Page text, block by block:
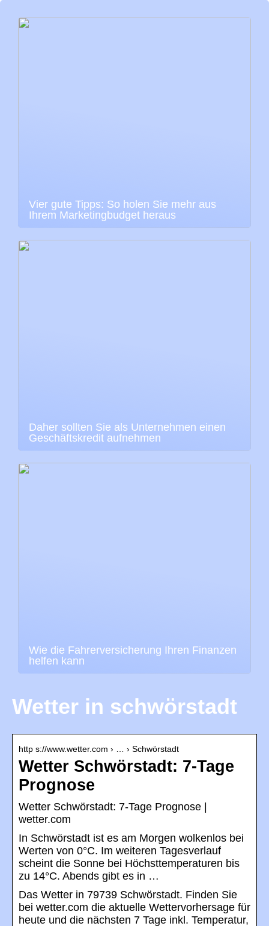
Vier gute Tipps: So holen Sie mehr aus
Ihrem Marketingbudget heraus
Daher sollten Sie als Unternehmen einen
Geschäftskredit aufnehmen
Wie die Fahrerversicherung Ihren Finanzen
helfen kann
Wetter in schwörstadt
http s://www.wetter.com › … › Schwörstadt
Wetter Schwörstadt: 7-Tage
Prognose
Wetter Schwörstadt: 7-Tage Prognose |
wetter.com
In Schwörstadt ist es am Morgen wolkenlos bei
Werten von 0°C. Im weiteren Tagesverlauf
scheint die Sonne bei Höchsttemperaturen bis
zu 14°C. Abends gibt es in …
Das Wetter in 79739 Schwörstadt. Finden Sie
bei wetter.com die aktuelle Wettervorhersage für
heute und die nächsten 7 Tage inkl. Temperatur,